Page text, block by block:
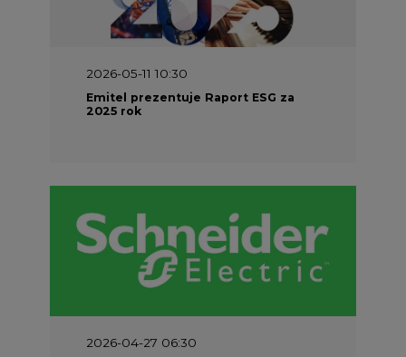
2026-05-11 10:30
Emitel prezentuje Raport ESG za
2025 rok
2026-04-27 06:30